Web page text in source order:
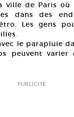
de Paris où
dans des
Les gens
le parapluie
peuvent varier
PUBLICITÉ